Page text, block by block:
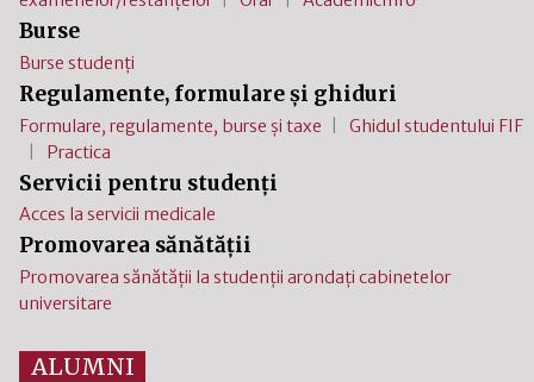
Burse
Burse studenți
Regulamente, formulare și ghiduri
Formulare, regulamente, burse și taxe
Ghidul studentului FIF
Practica
Servicii pentru studenți
Acces la servicii medicale
Promovarea sănătății
Promovarea sănătății la studenții arondați cabinetelor
universitare
ALUMNI